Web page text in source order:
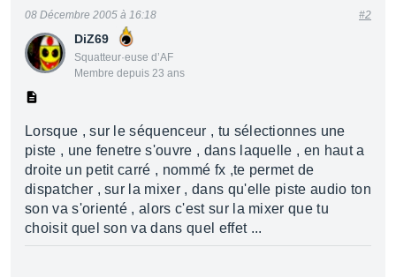
DiZ69
Squatteur·euse d’AF
Membre depuis 23 ans
08 Décembre 2005 à 16:18 #2
Lorsque , sur le séquenceur , tu sélectionnes une
piste , une fenetre s'ouvre , dans laquelle , en haut a
droite un petit carré , nommé fx ,te permet de
dispatcher , sur la mixer , dans qu'elle piste audio ton
son va s'orienté , alors c'est sur la mixer que tu
choisit quel son va dans quel effet ...